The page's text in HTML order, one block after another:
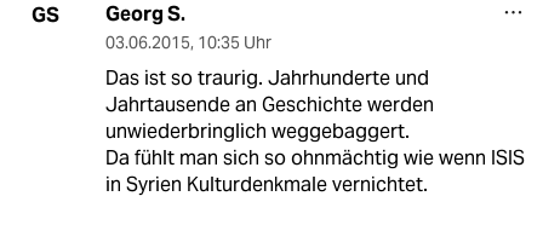
GS Georg S.
03.06.2015, 10:35 Uhr
Das ist so traurig. Jahrhunderte und
Jahrtausende an Geschichte werden
unwiederbringlich weggebaggert.
Da fühlt man sich so ohnmächtig wie wenn ISIS
in Syrien Kulturdenkmale vernichtet.